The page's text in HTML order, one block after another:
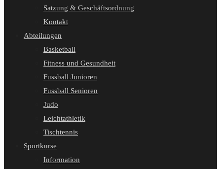
Satzung & Geschäftsordnung
Kontakt
Abteilungen
Basketball
Fitness und Gesundheit
Fussball Junioren
Fussball Senioren
Judo
Leichtathletik
Tischtennis
Sportkurse
Information